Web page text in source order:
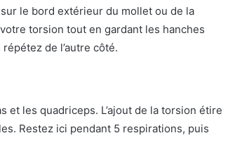
le bord extérieur du mollet ou de la
torsion tout en gardant les hanches
de l’autre côté.
et les quadriceps. L’ajout de la torsion étire
Restez ici pendant 5 respirations, puis